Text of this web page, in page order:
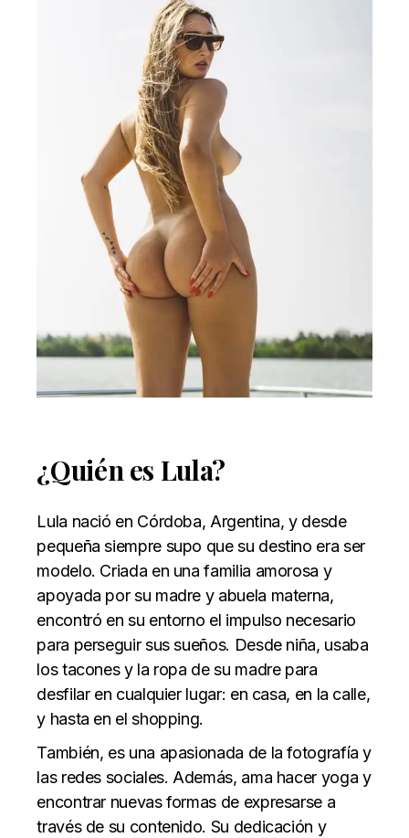
¿Quién es Lula?
Lula nació en Córdoba, Argentina, y desde
pequeña siempre supo que su destino era ser
modelo. Criada en una familia amorosa y
apoyada por su madre y abuela materna,
encontró en su entorno el impulso necesario
para perseguir sus sueños. Desde niña, usaba
los tacones y la ropa de su madre para
desfilar en cualquier lugar: en casa, en la calle,
y hasta en el shopping.
También, es una apasionada de la fotografía y
las redes sociales. Además, ama hacer yoga y
encontrar nuevas formas de expresarse a
través de su contenido. Su dedicación y